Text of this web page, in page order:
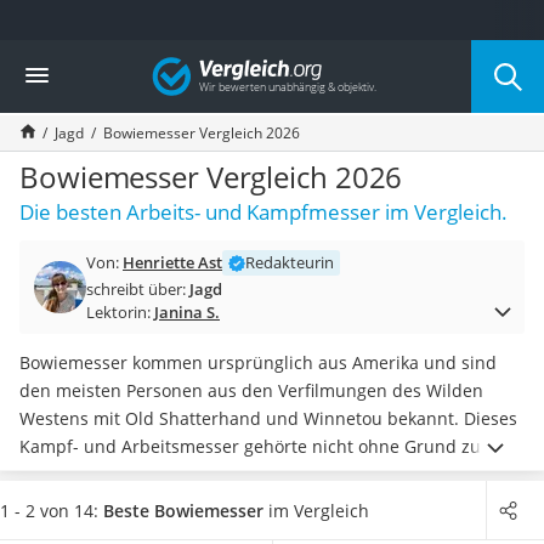
Die beliebtesten Vergleiche nach Kategorie
Freizeit & Sport
Gartentrampolin
Trampolin
Metalldetektor
Eufab-Fahrradträger
Trampolin 366 cm
Aluminium-Koffer
Futterboot
E-Bike-Dreirad
Trekkingschuhe Herren
Reisetasche mit Rollen
Klimmzugstation
Koffer
Nachtsichtgerät
Vergleich
Jagd Bowiemesser Vergleich 2026
Bowiemesser Vergleich 2026
Die besten Arbeits- und Kampfmesser im Vergleich.
Von: Henriette Ast
Redakteurin
schreibt über: Jagd
Lektorin: Janina S.
Bowiemesser kommen ursprünglich aus Amerika und sind
den meisten Personen aus den Verfilmungen des Wilden
Westens mit Old Shatterhand und Winnetou bekannt. Dieses
Kampf- und Arbeitsmesser gehörte nicht ohne Grund zu der
Standardausrüstung des Cowboys, denn es ist besonders
scharf. Tests im Internet haben zudem gezeigt, dass es dank
1 - 2 von 14: Beste Bowiemesser im Vergleich